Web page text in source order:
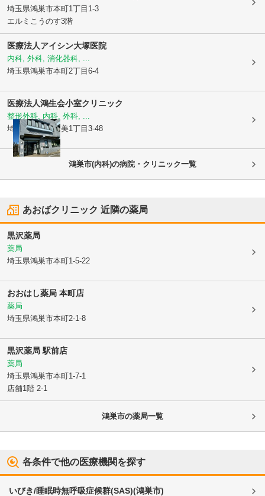
埼玉県鴻巣市本町1丁目1-3
エルミこうのす3階
医療法人アイシン大塚医院
内科, 外科, 消化器科, ...
埼玉県鴻巣市本町2丁目6-4
医療法人鴻生会小室クリニック
整形外科, 内科, 外科, ...
埼玉県鴻巣市加美1丁目3-48
鴻巣市(内科)の病院・クリニック一覧
あおばクリニック 近隣の薬局
黒沢薬局
薬局
埼玉県鴻巣市本町1-5-22
おおはし薬局 本町店
薬局
埼玉県鴻巣市本町2-1-8
黒沢薬局 駅前店
薬局
埼玉県鴻巣市本町1-7-1
店舗1階 2-1
鴻巣市の薬局一覧
各条件で他の医療機関を探す
いびき/睡眠時無呼吸症候群(SAS)(鴻巣市)